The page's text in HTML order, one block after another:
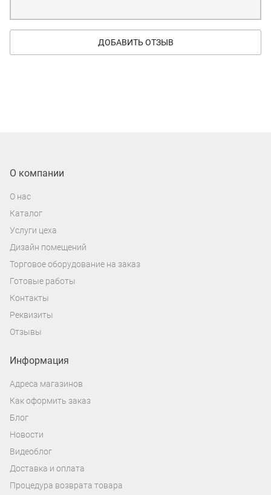
ДОБАВИТЬ ОТЗЫВ
О компании
О нас
Каталог
Услуги цеха
Дизайн помещений
Торговое оборудование на заказ
Готовые работы
Контакты
Реквизиты
Отзывы
Информация
Адреса магазинов
Как оформить заказ
Блог
Новости
Видеоблог
Доставка и оплата
Процедура возврата товара